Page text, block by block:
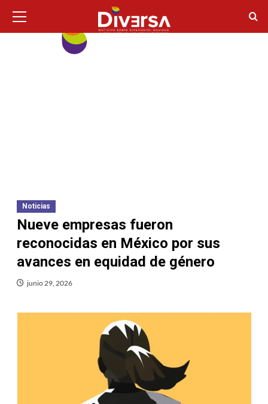
contenido
principal
Noticias
Nueve empresas fueron
reconocidas en México por sus
avances en equidad de género
junio 29, 2026